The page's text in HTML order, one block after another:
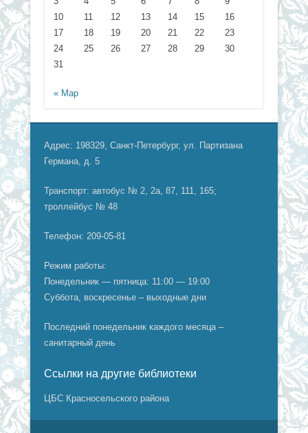
10
11 12 13 14 15
16
17
18 19 20 21 22
23
24
25 26 27 28 29
30
31
« Мар
Адрес: 198329, Санкт-Петербург, ул. Партизана
Германа, д. 5
Транспорт: автобус № 2, 2а, 87, 111, 165;
троллейбус № 48
Телефон: 209-05-81
Режим работы:
Понедельник — пятница: 11:00 — 19:00
Суббота, воскресенье – выходные дни
Последний понедельник каждого месяца –
санитарный день
Ссылки на другие библиотеки
ЦБС Красносельского района